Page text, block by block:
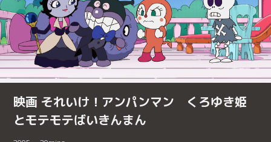
映画 それいけ！アンパンマン くろゆき姫
とモテモテばいきんまん